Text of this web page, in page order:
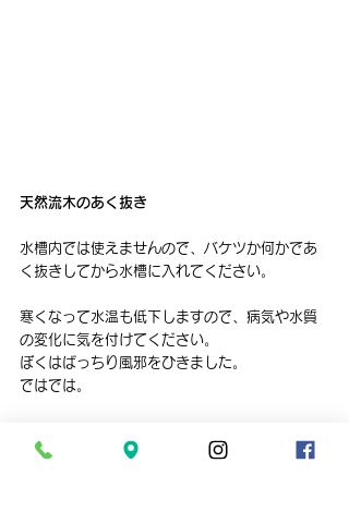
天然流木のあく抜き
水槽内では使えませんので、バケツか何かであ
く抜きしてから水槽に入れてください。
寒くなって水温も低下しますので、病気や水質
の変化に気を付けてください。
ぼくはばっちり風邪をひきました。
ではでは。